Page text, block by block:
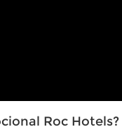
Roc Hotels?